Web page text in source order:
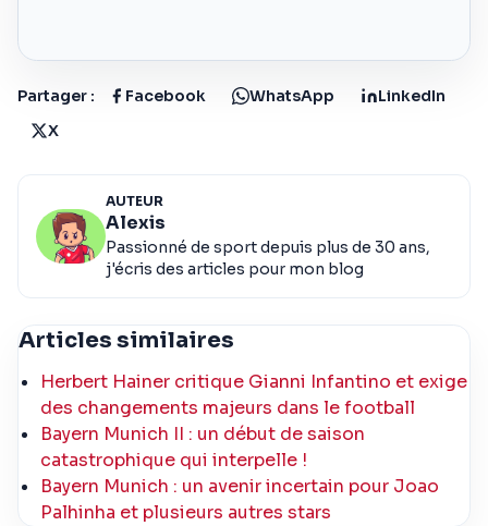
Partager : Facebook WhatsApp
LinkedIn
X
AUTEUR
Alexis
Passionné de sport depuis plus de 30 ans,
j'écris des articles pour mon blog
Articles similaires
Herbert Hainer critique Gianni Infantino et exige
des changements majeurs dans le football
Bayern Munich II : un début de saison
catastrophique qui interpelle !
Bayern Munich : un avenir incertain pour Joao
Palhinha et plusieurs autres stars